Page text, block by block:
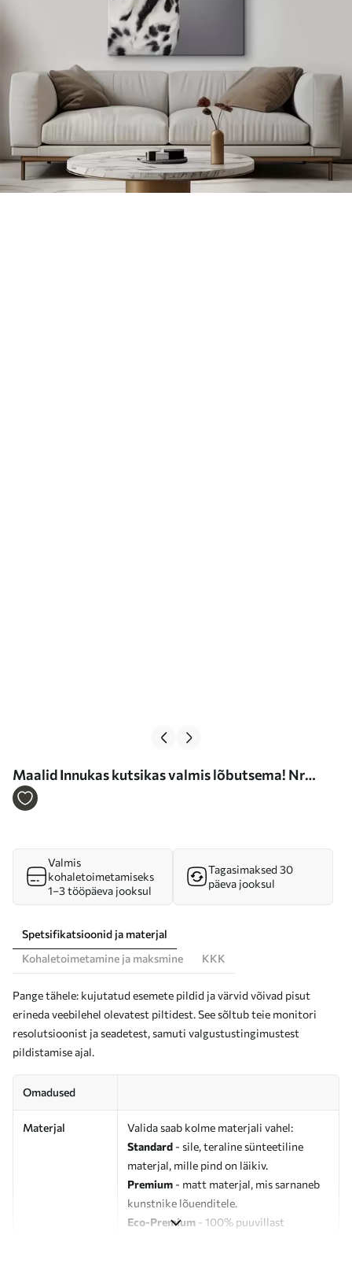
Maalid Innukas kutsikas valmis lõbutsema! Nr
s37752
Valmis
kohaletoimetamiseks
1–3 tööpäeva jooksul
Tagasimaksed 30
päeva jooksul
Spetsifikatsioonid ja materjal
Kohaletoimetamine ja maksmine
KKK
Pange tähele: kujutatud esemete pildid ja värvid võivad pisut
erineda veebilehel olevatest piltidest. See sõltub teie monitori
resolutsioonist ja seadetest, samuti valgustustingimustest
pildistamise ajal.
Omadused
Materjal
Valida saab kolme materjali vahel:
Standard - sile, teraline sünteetiline
materjal, mille pind on läikiv.
Premium - matt materjal, mis sarnaneb
kunstnike lõuenditele.
Eco-Premium - 100% puuvillast